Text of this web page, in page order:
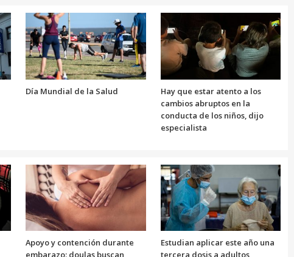
aumentar
o
disminuir
el
volumen.
Día Mundial de la Salud
Hay que estar atento a los
cambios abruptos en la
conducta de los niños, dijo
especialista
Apoyo y contención durante
Estudian aplicar este año una